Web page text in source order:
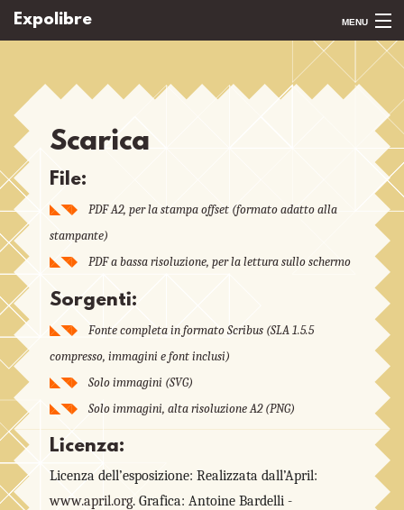
Expolibre MENU
Mostra
Scarica
Noleggia
Contattaci
Lingua
Scarica
File:
PDF A2, per la stampa offset (formato adatto alla
stampante)
PDF a bassa risoluzione, per la lettura sullo schermo
Sorgenti:
Fonte completa in formato Scribus (SLA 1.5.5
compresso, immagini e font inclusi)
Solo immagini (SVG)
Solo immagini, alta risoluzione A2 (PNG)
Licenza:
Licenza dell’esposizione: Realizzata dall’April:
www.april.org. Grafica: Antoine Bardelli -